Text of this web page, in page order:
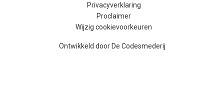
Privacyverklaring
Proclaimer
Wijzig cookievoorkeuren
Ontwikkeld door De Codesmederij